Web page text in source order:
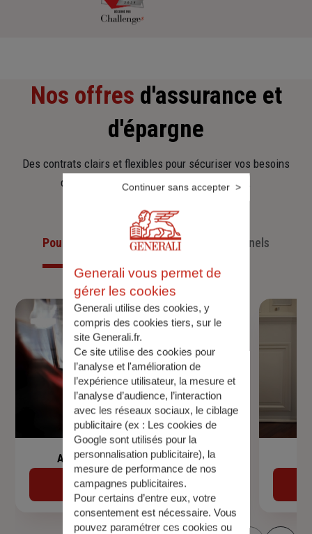
Nos offres d'assurance et
d'épargne
Des contrats clairs et flexibles pour sécuriser vos besoins
d’aujourd’hui et anticiper ceux de demain.
Pour les particuliersPour les professionnels
Assurance de prêt immobilier
Découvrir
Generali vous permet de
gérer les cookies
Generali utilise des cookies, y
compris des cookies tiers, sur le
site Generali.fr.
Ce site utilise des cookies pour
l’analyse et l'amélioration de
l’expérience utilisateur, la mesure et
l’analyse d’audience, l’interaction
avec les réseaux sociaux, le ciblage
publicitaire (ex : Les cookies de
Google sont utilisés pour la
personnalisation publicitaire), la
mesure de performance de nos
campagnes publicitaires.
Pour certains d’entre eux, votre
consentement est nécessaire. Vous
pouvez paramétrer ces cookies ou
Continuer sans accepter